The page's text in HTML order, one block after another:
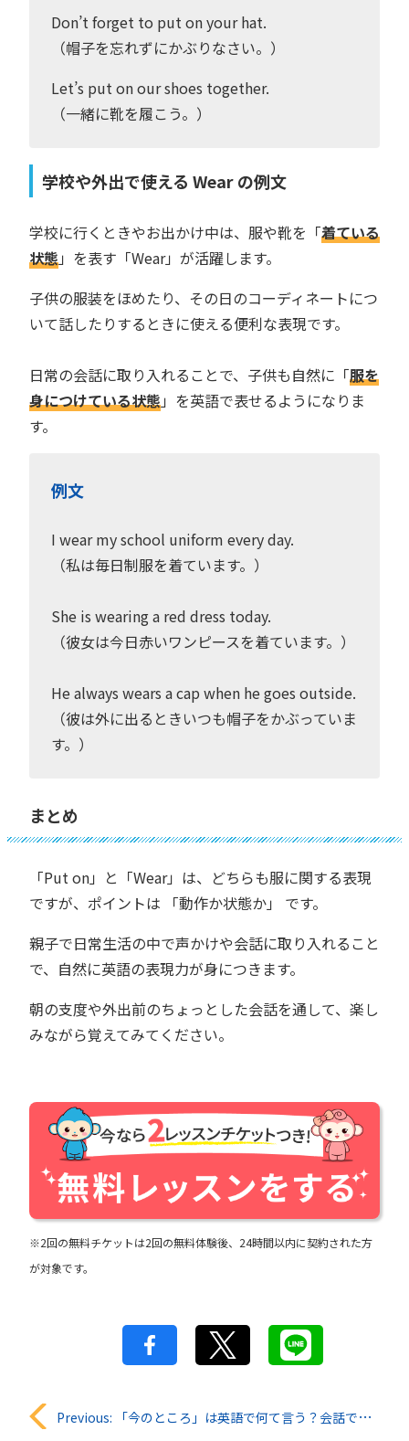
Don’t forget to put on your hat.
（帽子を忘れずにかぶりなさい。）
Let’s put on our shoes together.
（一緒に靴を履こう。）
学校や外出で使える Wear の例文
学校に行くときやお出かけ中は、服や靴を「着ている
状態」を表す「Wear」が活躍します。
子供の服装をほめたり、その日のコーディネートにつ
いて話したりするときに使える便利な表現です。
日常の会話に取り入れることで、子供も自然に「服を
身につけている状態」を英語で表せるようになりま
す。
例文
I wear my school uniform every day.
（私は毎日制服を着ています。）
She is wearing a red dress today.
（彼女は今日赤いワンピースを着ています。）
He always wears a cap when he goes outside.
（彼は外に出るときいつも帽子をかぶっていま
す。）
まとめ
「Put on」と「Wear」は、どちらも服に関する表現
ですが、ポイントは 「動作か状態か」 です。
親子で日常生活の中で声かけや会話に取り入れること
で、自然に英語の表現力が身につきます。
朝の支度や外出前のちょっとした会話を通して、楽し
みながら覚えてみてください。
※2回の無料チケットは2回の無料体験後、24時間以内に契約された方
が対象です。
投 Previous: 「今のところ」は英語で何て言う？会話ですぐ使える表現